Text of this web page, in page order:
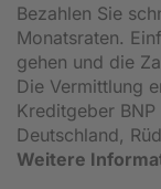
Bezahlen Sie
Monatsraten.
gehen und die
Die Vermittlung
Kreditgeber
Deutschland,
Weitere